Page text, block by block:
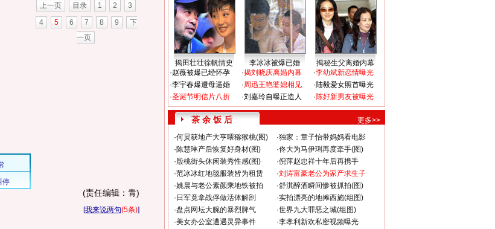
上一页 目录 1 2
3
4
5 6 7 8 9
下
一页
(责任编辑：青)
[我来说两句(5条)]
揭田壮壮徐帆情史 李冰冰被爆已婚
揭秘生父离婚内幕
·赵薇被爆已经怀孕
·李宇春爆遭母逼婚
·圣诞节明信片八折
·揭刘晓庆离婚内幕
·周迅王艳婆媳相见
·刘嘉玲自曝正造人
·李幼斌新恋情曝光
·陆毅爱女照首曝光
·陈好新男友被曝光
茶 余 饭 后
更多>>
·何炅获地产大亨喂猕猴桃(图) ·独家：章子怡带妈妈看电影
·陈慧琳产后恢复好身材(图) ·佟大为马伊琍再度牵手(图)
·殷桃街头休闲装秀性感(图) ·倪萍赵忠祥十年后再携手
·范冰冰红地毯服装皆为租赁 ·刘涛富豪老公为家产求生子
·姚晨与老公素颜乘地铁被拍 ·舒淇醉酒瞬间惨被抓拍(图)
· 日军竟拿战俘做活体解剖 ·实拍漂亮的地摊西施(组图)
·盘点网坛大腕的暴烈脾气 ·世界九大罪恶之城(组图)
·美女办公室遭遇灵异事件 ·李孝利新欢私密视频曝光